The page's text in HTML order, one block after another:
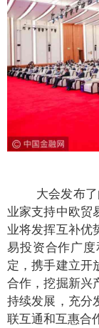
大会发布
业家支持中欧贸
业将发挥互补优
易投资合作广
定，携手建立开
合作，挖掘新兴
持续发展，充分
联互通和互惠合